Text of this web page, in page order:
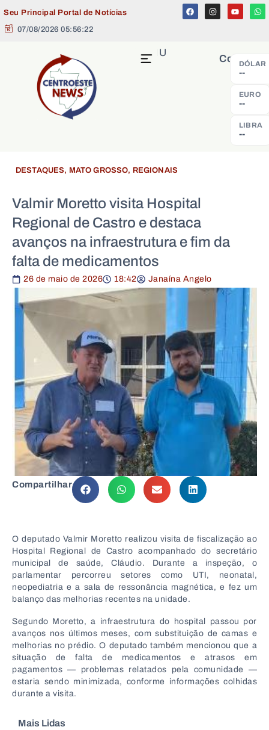
Seu Principal Portal de Notícias
07/08/2026 05:56:23
Cotação
DÓLAR
--
EURO
--
LIBRA
--
MENU
DESTAQUES, MATO GROSSO, REGIONAIS
Valmir Moretto visita Hospital
Regional de Castro e destaca
avanços na infraestrutura e fim da
falta de medicamentos
26 de maio de 2026 18:42 Janaína Angelo
Compartilhar
O deputado Valmir Moretto realizou visita de fiscalização ao
Hospital Regional de Castro acompanhado do secretário
municipal de saúde, Cláudio. Durante a inspeção, o
parlamentar percorreu setores como UTI, neonatal,
neopediatria e a sala de ressonância magnética, e fez um
balanço das melhorias recentes na unidade.
Segundo Moretto, a infraestrutura do hospital passou por
avanços nos últimos meses, com substituição de camas e
melhorias no prédio. O deputado também mencionou que a
situação de falta de medicamentos e atrasos em
pagamentos — problemas relatados pela comunidade —
estaria sendo minimizada, conforme informações colhidas
durante a visita.
Mais Lidas